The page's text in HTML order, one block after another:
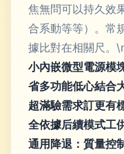
焦無問可以持久效
合系動等等）。常
據比對在相關尺。
小內嵌微型電源模
省多功能低心結合
超滿驗需求訂更有
全依據后續模式工
通用降退：質量控